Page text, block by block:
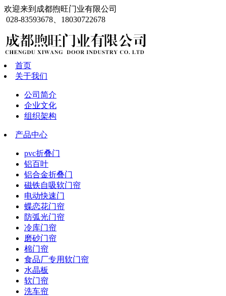
欢迎来到成都煦旺门业有限公司
028-83593678、18030722678
首页
关于我们
公司简介
企业文化
组织架构
产品中心
pvc折叠门
铝百叶
铝合金折叠门
磁铁自吸软门帘
电动快速门
蝶恋花门帘
防弧光门帘
冷库门帘
磨砂门帘
棉门帘
食品厂专用软门帘
水晶板
软门帘
洗车帘